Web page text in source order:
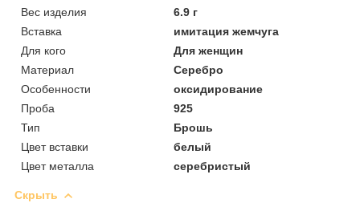
Вес изделия
6.9 г
Вставка
имитация жемчуга
Для кого
Для женщин
Материал
Серебро
Особенности
оксидирование
Проба
925
Тип
Брошь
Цвет вставки
белый
Цвет металла
серебристый
Скрыть